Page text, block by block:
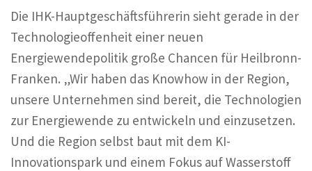
Die IHK-Hauptgeschäftsführerin sieht gerade in der
Technologieoffenheit einer neuen
Energiewendepolitik große Chancen für Heilbronn-
Franken. „Wir haben das Knowhow in der Region,
unsere Unternehmen sind bereit, die Technologien
zur Energiewende zu entwickeln und einzusetzen.
Und die Region selbst baut mit dem KI-
Innovationspark und einem Fokus auf Wasserstoff